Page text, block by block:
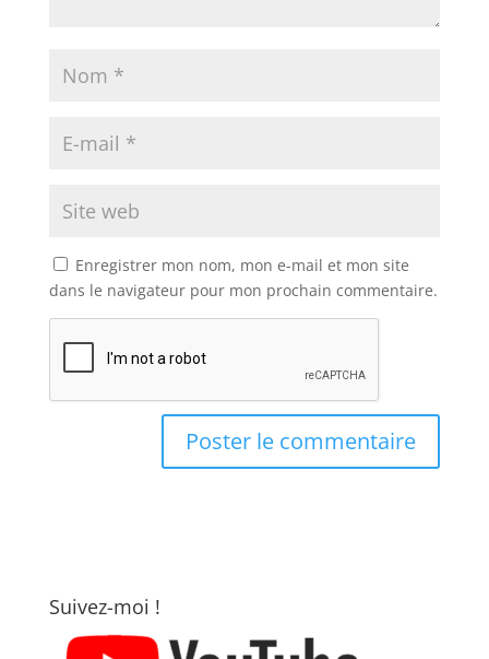
Enregistrer mon nom, mon e-mail et mon site
dans le navigateur pour mon prochain commentaire.
Suivez-moi !